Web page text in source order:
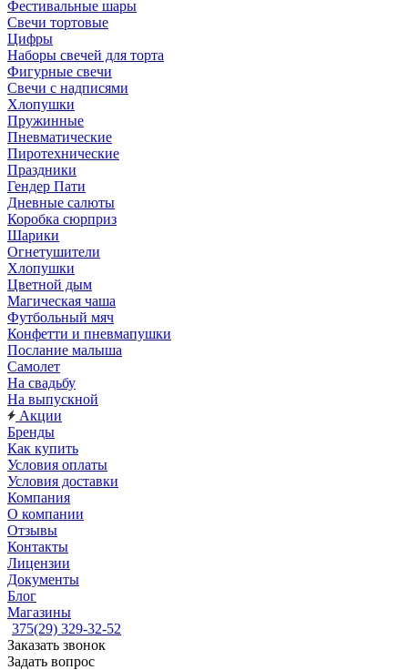
Фестивальные шары
Свечи тортовые
Цифры
Наборы свечей для торта
Фигурные свечи
Свечи с надписями
Хлопушки
Пружинные
Пневматические
Пиротехнические
Праздники
Гендер Пати
Дневные салюты
Коробка сюрприз
Шарики
Огнетушители
Хлопушки
Цветной дым
Магическая чаша
Футбольный мяч
Конфетти и пневмапушки
Послание малыша
Самолет
На свадьбу
На выпускной
Акции
Бренды
Как купить
Условия оплаты
Условия доставки
Компания
О компании
Отзывы
Контакты
Лицензии
Документы
Блог
Магазины
375(29) 329-32-52
Заказать звонок
Задать вопрос